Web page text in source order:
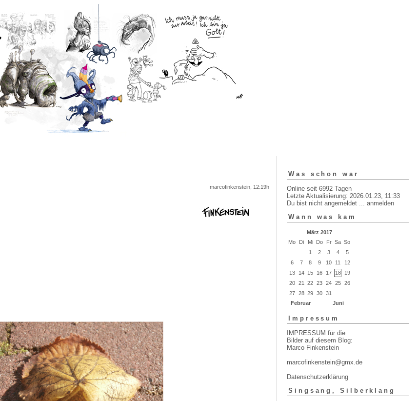
marcofinkenstein , 12:19h
Was schon war
Online seit 6992 Tagen
Letzte Aktualisierung: 2026.01.23, 11:33
Du bist nicht angemeldet ... anmelden
Wann was kam
März 2017
Mo
Di Mi Do Fr Sa So
1
2 3 4
5
6
7 8 9 10 11
12
13
14 15 16 17 18
19
20
21 22 23 24 25
26
27
28 29 30 31
Februar
Juni
Impressum
IMPRESSUM für die
Bilder auf diesem Blog:
Marco Finkenstein
marcofinkenstein@gmx.de
Datenschutzerklärung
Singsang, Silberklang